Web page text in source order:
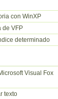
con WinXP
de VFP
determinado
Visual Fox
texto